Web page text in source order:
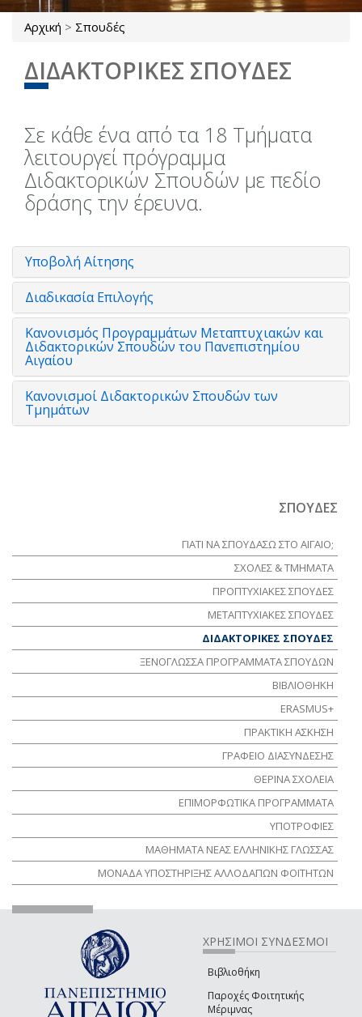
Είστε εδώ
Αρχική > Σπουδές
ΔΙΔΑΚΤΟΡΙΚΕΣ ΣΠΟΥΔΕΣ
Σε κάθε ένα από τα 18 Τμήματα
λειτουργεί πρόγραμμα
Διδακτορικών Σπουδών με πεδίο
δράσης την έρευνα.
Υποβολή Αίτησης
Διαδικασία Επιλογής
Κανονισμός Προγραμμάτων Μεταπτυχιακών και
Διδακτορικών Σπουδών του Πανεπιστημίου
Αιγαίου
Κανονισμοί Διδακτορικών Σπουδών των
Τμημάτων
ΣΠΟΥΔΕΣ
ΓΙΑΤΙ ΝΑ ΣΠΟΥΔΑΣΩ ΣΤΟ ΑΙΓΑΙΟ;
ΣΧΟΛΕΣ & ΤΜΗΜΑΤΑ
ΠΡΟΠΤΥΧΙΑΚΕΣ ΣΠΟΥΔΕΣ
ΜΕΤΑΠΤΥΧΙΑΚΕΣ ΣΠΟΥΔΕΣ
ΔΙΔΑΚΤΟΡΙΚΕΣ ΣΠΟΥΔΕΣ
ΞΕΝΟΓΛΩΣΣΑ ΠΡΟΓΡΑΜΜΑΤΑ ΣΠΟΥΔΩΝ
ΒΙΒΛΙΟΘΗΚΗ
ERASMUS+
ΠΡΑΚΤΙΚΗ ΑΣΚΗΣΗ
ΓΡΑΦΕΙΟ ΔΙΑΣΥΝΔΕΣΗΣ
ΘΕΡΙΝΑ ΣΧΟΛΕΙΑ
ΕΠΙΜΟΡΦΩΤΙΚΑ ΠΡΟΓΡΑΜΜΑΤΑ
ΥΠΟΤΡΟΦΙΕΣ
ΜΑΘΗΜΑΤΑ ΝΕΑΣ ΕΛΛΗΝΙΚΗΣ ΓΛΩΣΣΑΣ
ΜΟΝΑΔΑ ΥΠΟΣΤΗΡΙΞΗΣ ΑΛΛΟΔΑΠΩΝ ΦΟΙΤΗΤΩΝ
ΧΡΗΣΙΜΟΙ ΣΥΝΔΕΣΜΟΙ
Βιβλιοθήκη
Παροχές Φοιτητικής
Μέριμνας